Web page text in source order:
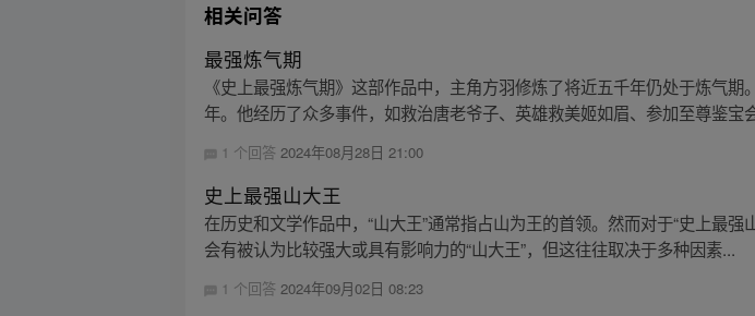
相关问答
最强炼气期
《史上最强炼气期》这部作品中，主角方羽修炼了将近五千年仍处于炼气
年。他经历了众多事件，如救治唐老爷子、英雄救美姬如眉、参加至尊鉴宝
1 个回答2024年08月28日 21:00
史上最强山大王
在历史和文学作品中，“山大王”通常指占山为王的首领。然而对于“史上最
会有被认为比较强大或具有影响力的“山大王”，但这往往取决于多种因素...
1 个回答2024年09月02日 08:23